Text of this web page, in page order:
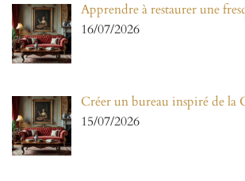
Apprendre à restaurer une
16/07/2026
Créer un bureau inspiré de la
15/07/2026